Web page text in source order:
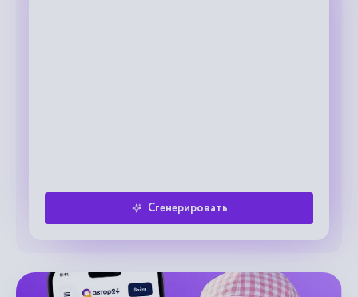
Сгенерировать